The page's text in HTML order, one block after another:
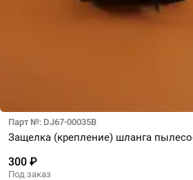
Парт №: DJ67-00035B
Защелка (крепление) шланга
300 ₽
Под заказ